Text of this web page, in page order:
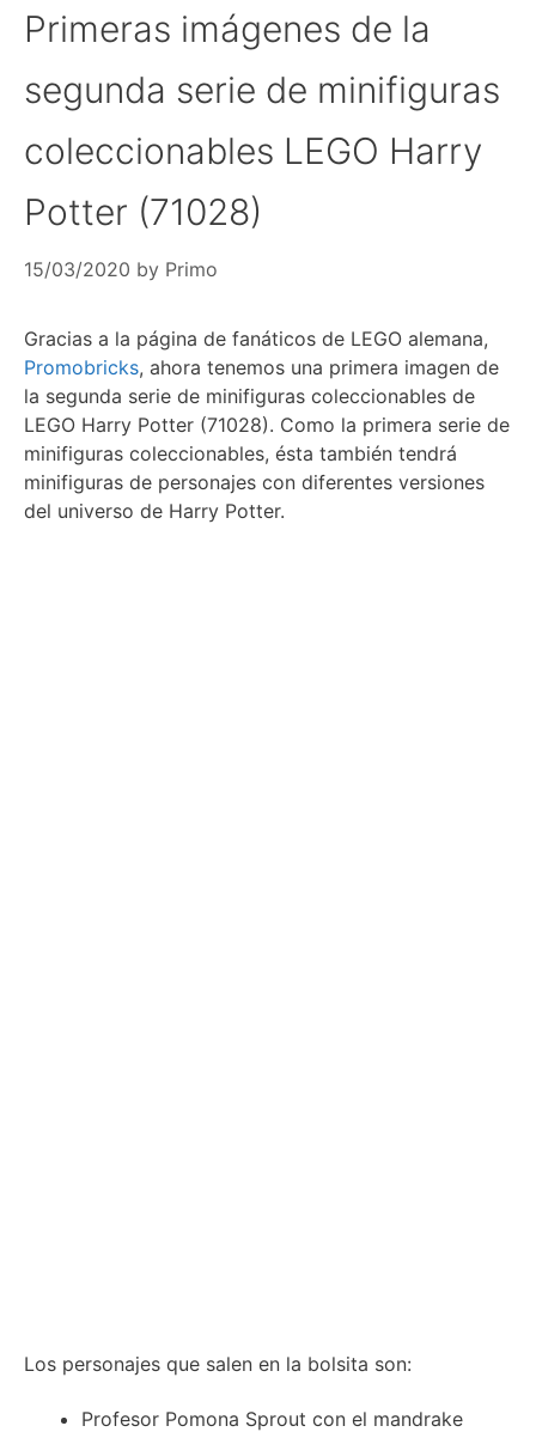
Primeras imágenes de la
segunda serie de minifiguras
coleccionables LEGO Harry
Potter (71028)
15/03/2020 by Primo
Gracias a la página de fanáticos de LEGO alemana,
Promobricks, ahora tenemos una primera imagen de
la segunda serie de minifiguras coleccionables de
LEGO Harry Potter (71028). Como la primera serie de
minifiguras coleccionables, ésta también tendrá
minifiguras de personajes con diferentes versiones
del universo de Harry Potter.
Los personajes que salen en la bolsita son:
Profesor Pomona Sprout con el mandrake